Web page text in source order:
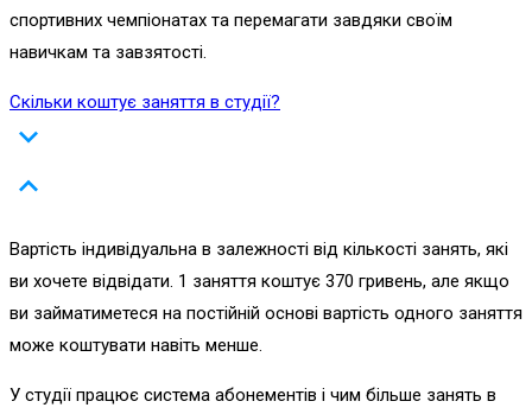
спортивних чемпіонатах та перемагати завдяки своїм
навичкам та завзятості.
Скільки коштує заняття в студії?
Вартість індивідуальна в залежності від кількості занять, які
ви хочете відвідати. 1 заняття коштує 370 гривень, але якщо
ви займатиметеся на постійній основі вартість одного заняття
може коштувати навіть менше.
У студії працює система абонементів і чим більше занять в